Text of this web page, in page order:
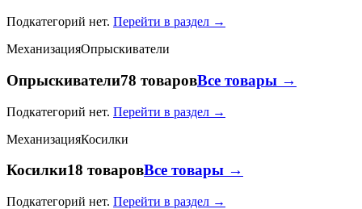
Подкатегорий нет. Перейти в раздел →
МеханизацияОпрыскиватели
Опрыскиватели78 товаровВсе товары →
Подкатегорий нет. Перейти в раздел →
МеханизацияКосилки
Косилки18 товаровВсе товары →
Подкатегорий нет. Перейти в раздел →